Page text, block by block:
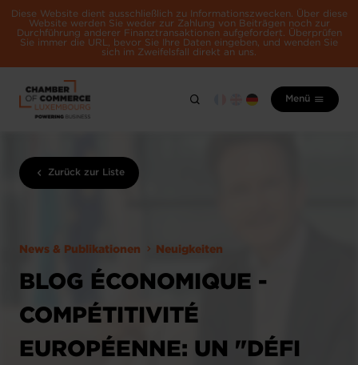
Diese Website dient ausschließlich zu Informationszwecken. Über diese
Website werden Sie weder zur Zahlung von Beiträgen noch zur
Durchführung anderer Finanztransaktionen aufgefordert. Überprüfen
Sie immer die URL, bevor Sie Ihre Daten eingeben, und wenden Sie
sich im Zweifelsfall direkt an uns.
Menü
Zurück zur Liste
News & Publikationen Neuigkeiten
BLOG ÉCONOMIQUE -
COMPÉTITIVITÉ
EUROPÉENNE: UN "DÉFI